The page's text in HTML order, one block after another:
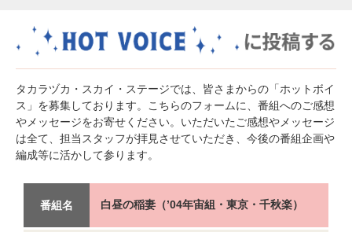
タカラヅカ・スカイ・ステージでは、皆さまからの「ホットボイ
ス」を募集しております。こちらのフォームに、番組へのご感想
やメッセージをお寄せください。いただいたご感想やメッセージ
は全て、担当スタッフが拝見させていただき、今後の番組企画や
編成等に活かして参ります。
番組名 白昼の稲妻（’04年宙組・東京・千秋楽）